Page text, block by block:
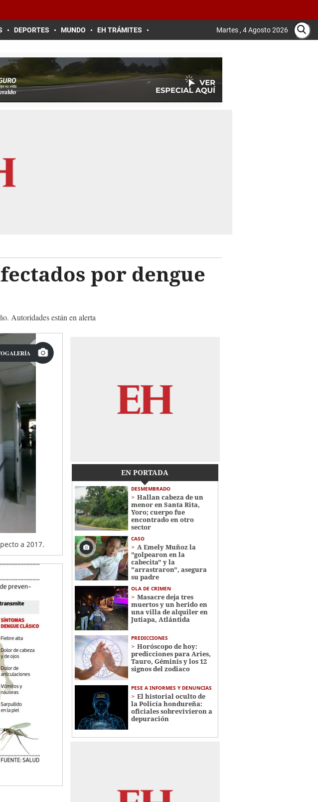
DEPORTES MUNDO EH TRÁMITES Martes , 4 Agosto 2026
por dengue
Autoridades están en alerta
a 2017.
EN PORTADA
DESMEMBRADO
Hallan cabeza de un
menor en Santa Rita,
Yoro; cuerpo fue
encontrado en otro
sector
CASO
A Emely Muñoz la
"golpearon en la
cabecita" y la
"arrastraron", asegura
su padre
OLA DE CRIMEN
Masacre deja tres
muertos y un herido en
una villa de alquiler en
Jutiapa, Atlántida
PREDICCIONES
Horóscopo de hoy:
predicciones para Aries,
Tauro, Géminis y los 12
signos del zodiaco
PESE A INFORMES Y DENUNCIAS
El historial oculto de
la Policía hondureña:
oficiales sobrevivieron a
depuración